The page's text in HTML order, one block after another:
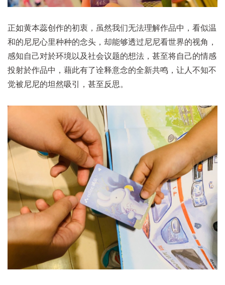
正如黄本蕊创作的初衷，虽然我们无法理解作品中，看似温
和的尼尼心里种种的念头，却能够透过尼尼看世界的视角，
感知自己对於环境以及社会议题的想法，甚至将自己的情感
投射於作品中，藉此有了诠释意念的全新共鸣，让人不知不
觉被尼尼的坦然吸引，甚至反思。